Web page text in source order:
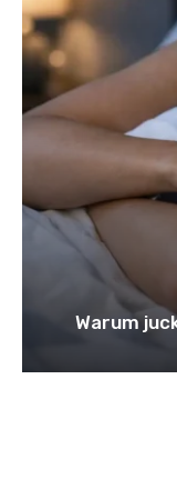
Warum